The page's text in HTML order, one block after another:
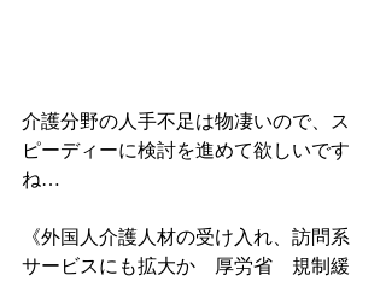
介護分野の人手不足は物凄いので、ス
ピーディーに検討を進めて欲しいです
ね…
《外国人介護人材の受け入れ、訪問系
サービスにも拡大か　厚労省　規制緩